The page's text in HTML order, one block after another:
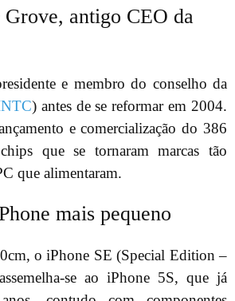
antigo CEO da
e membro do conselho da
) antes de se reformar em 2004.
e comercialização do 386
que se tornaram marcas tão
que alimentaram.
mais pequeno
o iPhone SE (Special Edition –
se ao iPhone 5S, que já